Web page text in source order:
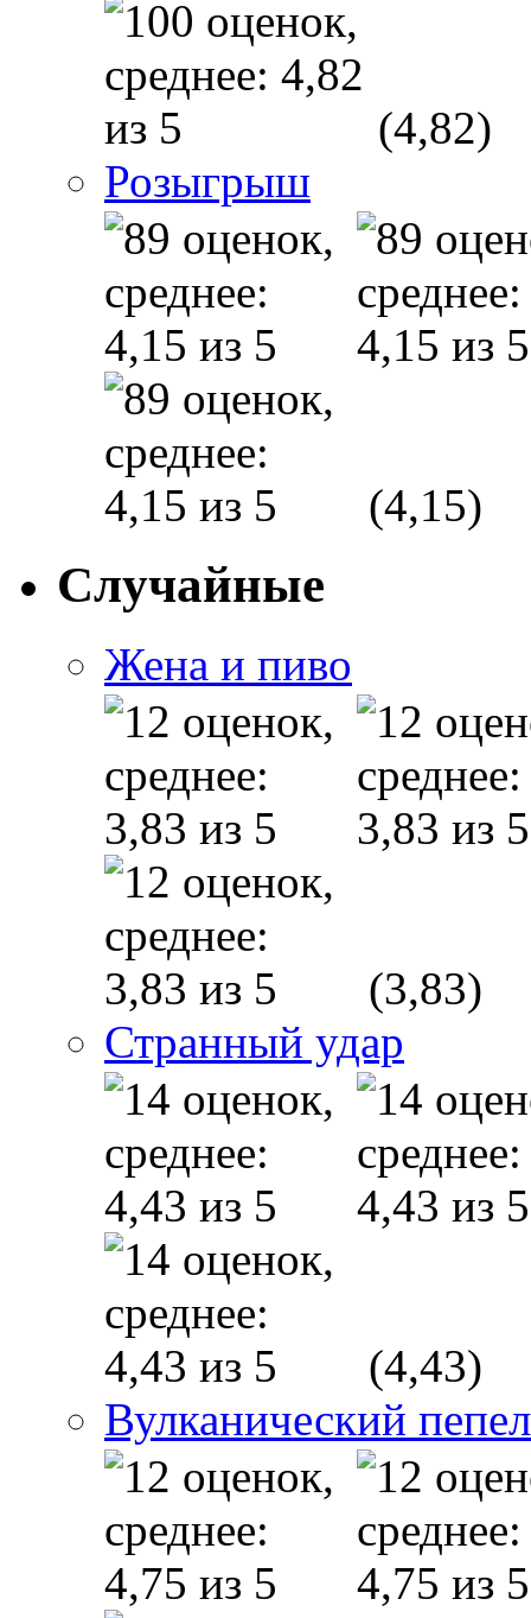
(4,82)
Розыгрыш
(4,15)
Случайные
Жена и пиво
(3,83)
Странный удар
(4,43)
Вулканический